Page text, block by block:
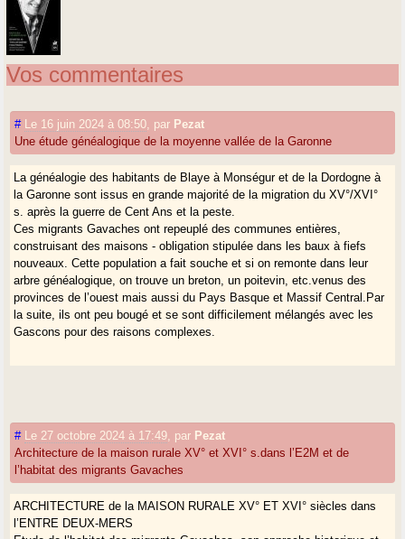
Vos commentaires
# Le 16 juin 2024 à 08:50 par Pezat
Une étude généalogique de la moyenne vallée de la Garonne
La généalogie des habitants de Blaye à Monségur et de la Dordogne à
la Garonne sont issus en grande majorité de la migration du XV°/XVI°
s. après la guerre de Cent Ans et la peste.
Ces migrants Gavaches ont repeuplé des communes entières,
construisant des maisons - obligation stipulée dans les baux à fiefs
nouveaux. Cette population a fait souche et si on remonte dans leur
arbre généalogique, on trouve un breton, un poitevin, etc.venus des
provinces de l’ouest mais aussi du Pays Basque et Massif Central.Par
la suite, ils ont peu bougé et se sont difficilement mélangés avec les
Gascons pour des raisons complexes.
# Le 27 octobre 2024 à 17:49 par Pezat
Architecture de la maison rurale XV° et XVI° s.dans l’E2M et de
l’habitat des migrants Gavaches
ARCHITECTURE de la MAISON RURALE XV° ET XVI° siècles dans
l’ENTRE DEUX-MERS